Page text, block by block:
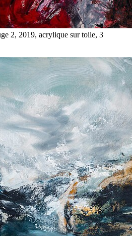
2, 2019, acrylique sur toile, 3